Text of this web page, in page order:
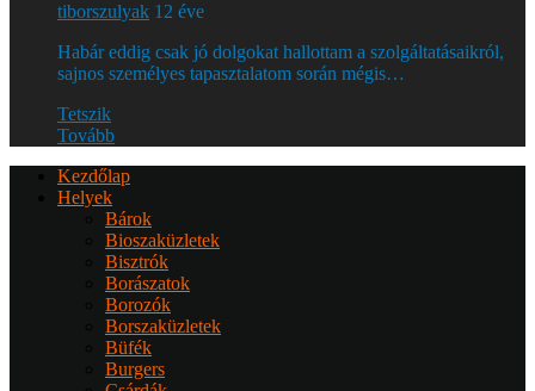
tiborszulyak 12 éve
Habár eddig csak jó dolgokat hallottam a szolgáltatásaikról,
sajnos személyes tapasztalatom során mégis…
Tetszik
Tovább
Kezdőlap
Helyek
Bárok
Bioszaküzletek
Bisztrók
Borászatok
Borozók
Borszaküzletek
Büfék
Burgers